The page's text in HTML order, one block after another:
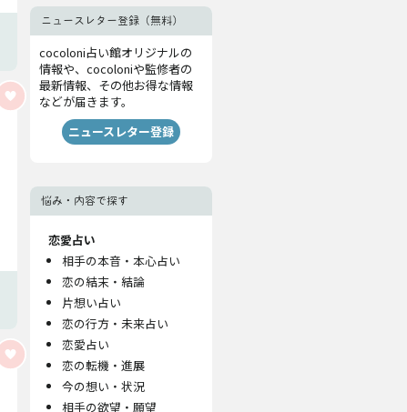
ニュースレター登録（無料）
cocoloni占い館オリジナルの
情報や、cocoloniや監修者の
最新情報、その他お得な情報
などが届きます。
ニュースレター登録
悩み・内容で探す
恋愛占い
相手の本音・本心占い
恋の結末・結論
片想い占い
恋の行方・未来占い
恋愛占い
恋の転機・進展
今の想い・状況
相手の欲望・願望